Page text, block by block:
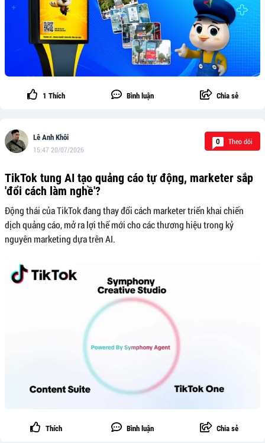
1 Thích Bình luận Chia sẻ
Lê Anh Khôi
15:47 20/07/2026
0 Theo dõi
TikTok tung AI tạo quảng cáo tự động, marketer sắp
'đổi cách làm nghề'?
Động thái của TikTok đang thay đổi cách marketer triển khai chiến
dịch quảng cáo, mở ra lợi thế mới cho các thương hiệu trong kỷ
nguyên marketing dựa trên AI.
Thích Bình luận Chia sẻ